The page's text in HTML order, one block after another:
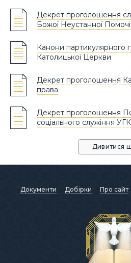
Декрет проголошення
Божої Неустанної Помочі
Канони партикулярного
Католицької Церкви
Декрет проголошення
права
Декрет проголошення
соціального служіння
Дивитися
Документи Добірки Про сайт